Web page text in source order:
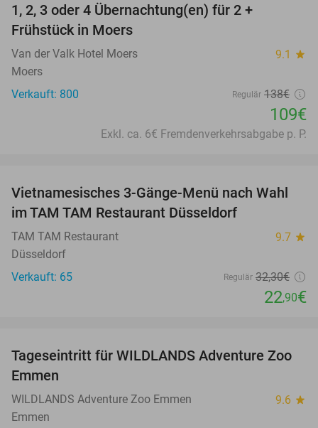
1, 2, 3 oder 4 Übernachtung(en) für 2 +
Frühstück in Moers
Van der Valk Hotel Moers 9.1 star
Moers
Verkauft: 800
Regulär 138€
109€
Exkl. ca. 6€ Fremdenverkehrsabgabe p. P.
29%
Vietnamesisches 3-Gänge-Menü nach Wahl
im TAM TAM Restaurant Düsseldorf
TAM TAM Restaurant 9.7 star
Düsseldorf
Verkauft: 65
Regulär 32,30€
22,90€
24%
Tageseintritt für WILDLANDS Adventure Zoo
Emmen
WILDLANDS Adventure Zoo Emmen 9.6 star
Emmen